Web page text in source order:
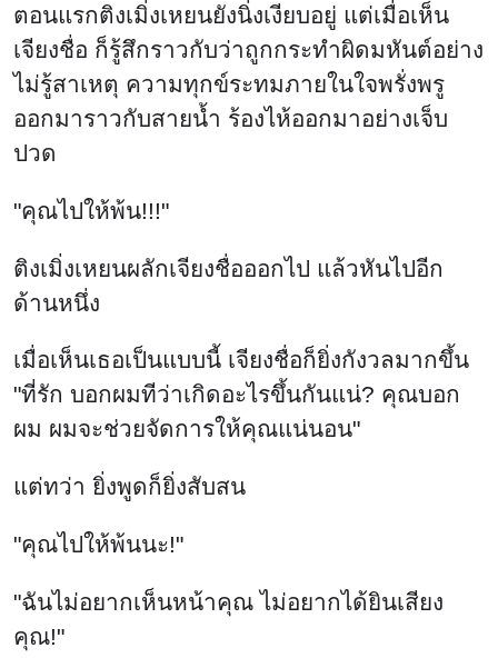
ตอนแรกติงเมิ่งเหยนยังนิ่งเงียบอยู่ แต่เมื่อเห็น
เจียงชื่อ ก็รู้สึกราวกับว่าถูกกระทำผิดมหันต์อย่าง
ไม่รู้สาเหตุ ความทุกข์ระทมภายในใจพรั่งพรู
ออกมาราวกับสายน้ำ ร้องไห้ออกมาอย่างเจ็บ
ปวด
"คุณไปให้พ้น!!!"
ติงเมิ่งเหยนผลักเจียงชื่อออกไป แล้วหันไปอีก
ด้านหนึ่ง
เมื่อเห็นเธอเป็นแบบนี้ เจียงชื่อก็ยิ่งกังวลมากขึ้น
"ที่รัก บอกผมทีว่าเกิดอะไรขึ้นกันแน่? คุณบอก
ผม ผมจะช่วยจัดการให้คุณแน่นอน"
แต่ทว่า ยิ่งพูดก็ยิ่งสับสน
"คุณไปให้พ้นนะ!"
"ฉันไม่อยากเห็นหน้าคุณ ไม่อยากได้ยินเสียง
คุณ!"